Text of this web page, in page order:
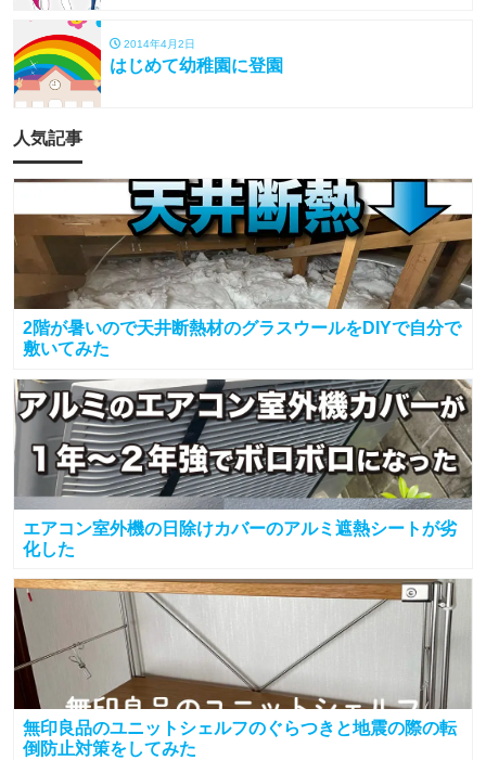
2014年4月2日
はじめて幼稚園に登園
人気記事
2階が暑いので天井断熱材のグラスウールをDIYで自分で
敷いてみた
エアコン室外機の日除けカバーのアルミ遮熱シートが劣
化した
無印良品のユニットシェルフのぐらつきと地震の際の転
倒防止対策をしてみた